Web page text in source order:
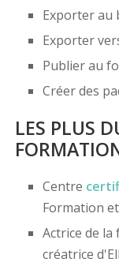
Exporter au
Exporter
Publier au
Créer des
LES PLUS
Centre
Formation
Actrice de
créatrice